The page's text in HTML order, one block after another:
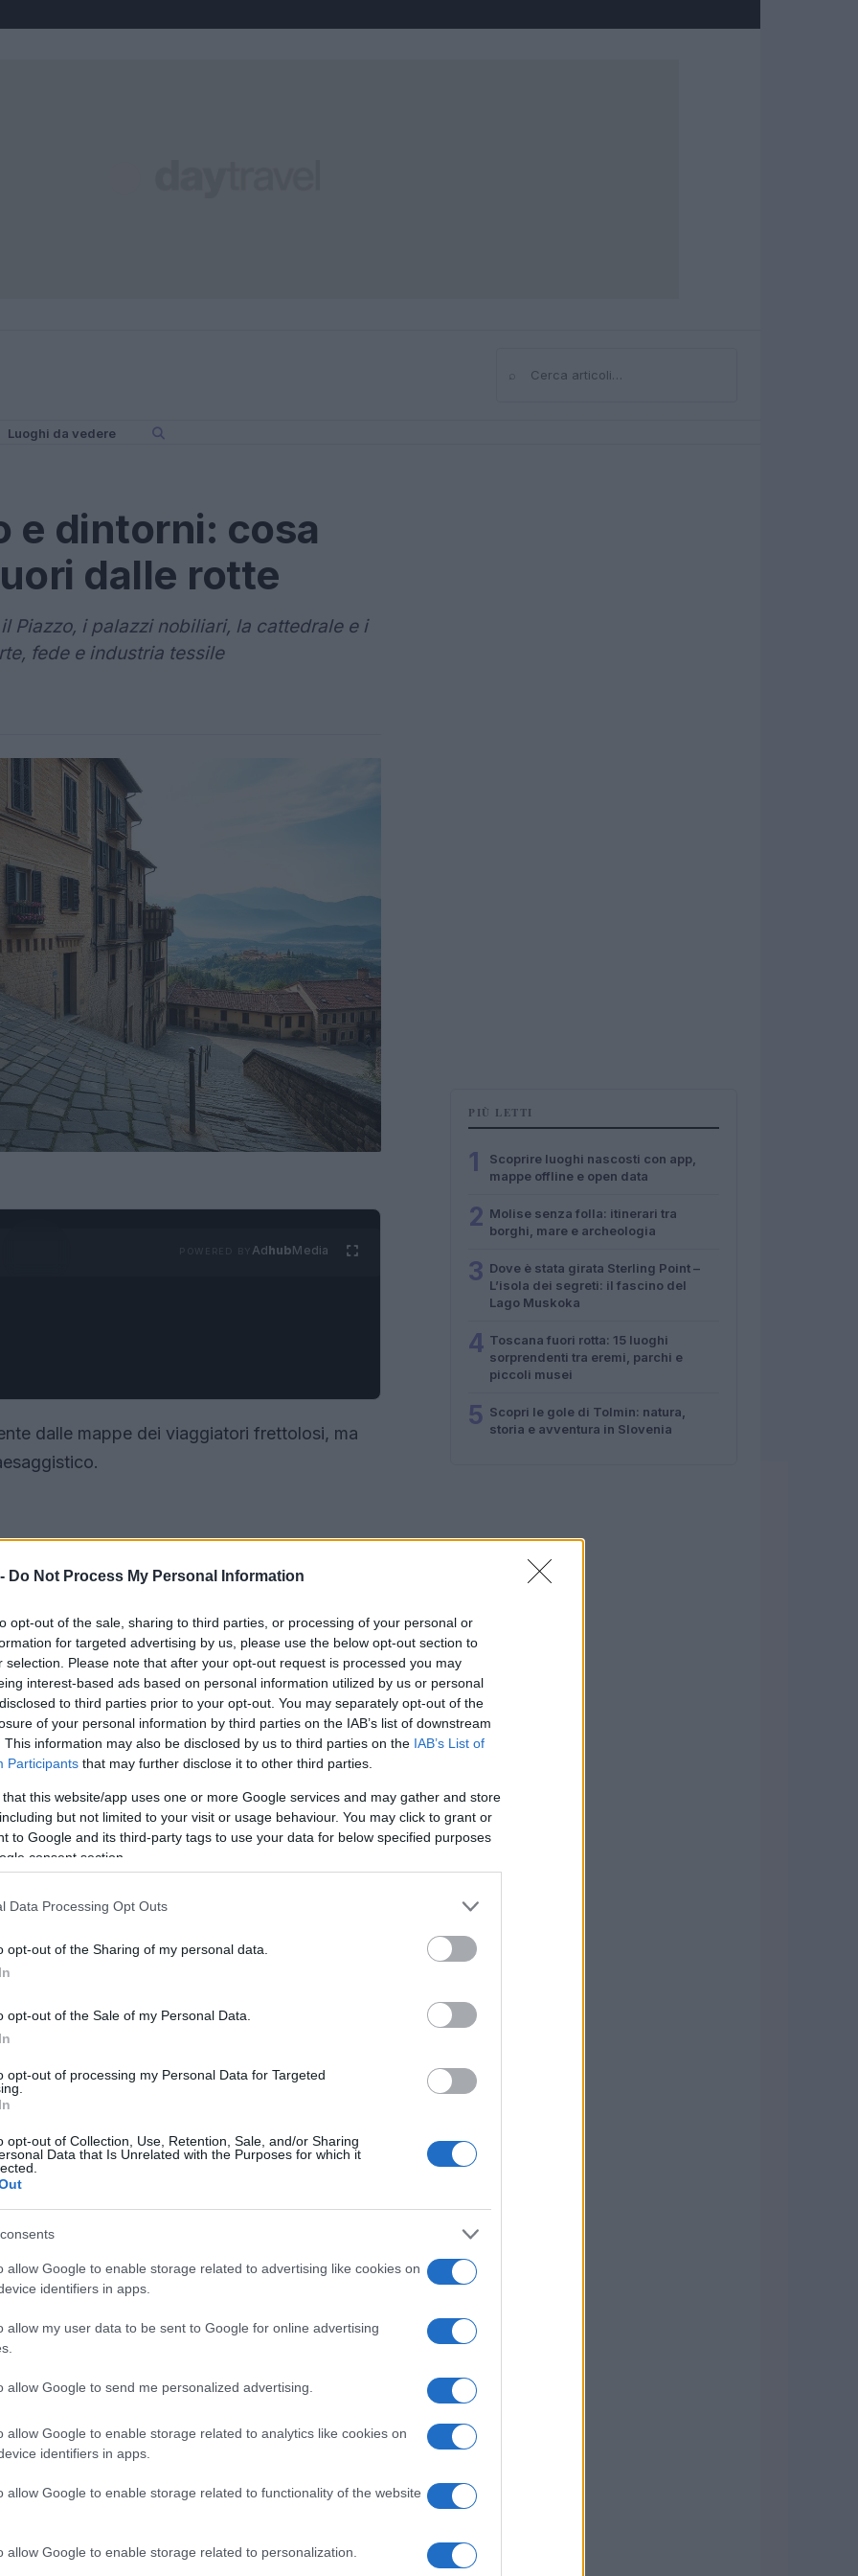
Do Not Process My Personal Information
opt-out of the sale, sharing to third parties, or processing of your personal or
for targeted advertising by us, please use the below opt-out section to
selection. Please note that after your opt-out request is processed you may
interest-based ads based on personal information utilized by us or personal
to third parties prior to your opt-out. You may separately opt-out of the
of your personal information by third parties on the IAB’s list of downstream
This information may also be disclosed by us to third parties on the IAB’s List of
Participants that may further disclose it to other third parties.
that this website/app uses one or more Google services and may gather and store
but not limited to your visit or usage behaviour. You may click to grant or
to Google and its third-party tags to use your data for below specified purposes
consent section.
Data Processing Opt Outs
opt-out of the Sharing of my personal data.
opt-out of the Sale of my Personal Data.
opt-out of processing my Personal Data for Targeted
opt-out of Collection, Use, Retention, Sale, and/or Sharing
Data that Is Unrelated with the Purposes for which it
allow Google to enable storage related to advertising like cookies on
identifiers in apps.
allow my user data to be sent to Google for online advertising
allow Google to send me personalized advertising.
allow Google to enable storage related to analytics like cookies on
identifiers in apps.
allow Google to enable storage related to functionality of the website
allow Google to enable storage related to personalization.
Cerca
Luoghi da vedere
e dintorni: cosa
dalle rotte
Piazzo, i palazzi nobiliari, la cattedrale e i
fede e industria tessile
AdhubMedia
dalle mappe dei viaggiatori frettolosi, ma
in un tessuto urbano dove vie acciottolate e
medievale.
punto panoramico da cui osservare le
storia, arte e paesaggio.
e atmosfere
storia, arte e paesaggio. Camminando il
sovrapposte a
secoli di relazioni sociali e di potere
PIÙ LETTI
1
Scoprire luoghi nascosti con app,
mappe offline e open data
2 Molise senza folla: itinerari tra
borghi, mare e archeologia
3 Dove è stata girata Sterling Point –
L’isola dei segreti: il fascino del
Lago Muskoka
4 Toscana fuori rotta: 15 luoghi
sorprendenti tra eremi, parchi e
piccoli musei
5 Scopri le gole di Tolmin: natura,
storia e avventura in Slovenia